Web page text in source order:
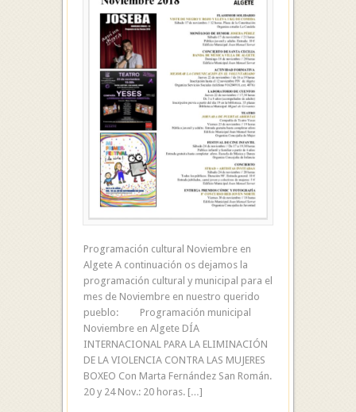
Programación cultural Noviembre en
Algete A continuación os dejamos la
programación cultural y municipal para el
mes de Noviembre en nuestro querido
pueblo: Programación municipal
Noviembre en Algete DÍA
INTERNACIONAL PARA LA ELIMINACIÓN
DE LA VIOLENCIA CONTRA LAS MUJERES
BOXEO Con Marta Fernández San Román.
20 y 24 Nov.: 20 horas. […]